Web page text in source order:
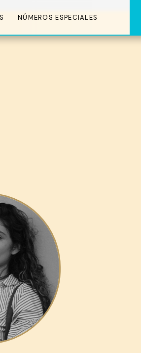
NÚMEROS ESPECIALES